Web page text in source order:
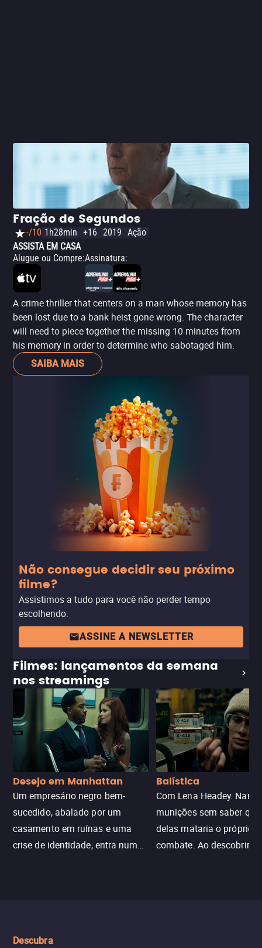
Fração de Segundos
--/10 1h28min +16 2019 Ação
ASSISTA EM CASA
Alugue ou Compre:Assinatura:
A crime thriller that centers on a man whose memory has
been lost due to a bank heist gone wrong. The character
will need to piece together the missing 10 minutes from
his memory in order to determine who sabotaged him.
SAIBA MAIS
Não consegue decidir seu próximo
filme?
Assistimos a tudo para você não perder tempo
escolhendo.
ASSINE A NEWSLETTER
Filmes: lançamentos da semana
nos streamings
Desejo em Manhattan
Um empresário negro bem-
sucedido, abalado por um
casamento em ruínas e uma
crise de identidade, entra num
Balística
Com Lena Headey.
munições sem saber
delas mataria o próprio
combate. Ao descobrir a
Descubra